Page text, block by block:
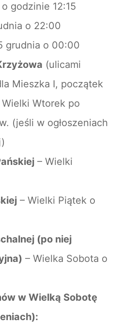
godzinie 12:15
o 22:00
grudnia o 00:00
(ulicami
Mieszka I, początek
Wtorek po
(jeśli w ogłoszeniach
– Wielki
– Wielki Piątek o
(po niej
– Wielka Sobota o
w Wielką Sobotę